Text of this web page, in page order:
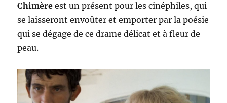
Chimèreest un présent pour les cinéphiles, qui
se laisseront envoûter et emporter par la poésie
qui se dégage de ce drame délicat et à fleur de
peau.